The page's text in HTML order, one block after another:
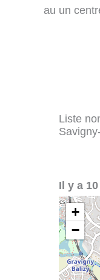
au un
Liste
Il y a
+
−